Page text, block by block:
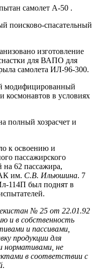
самолет А-50 .
поисково-спасательный
изготовление
для ВАПО для
самолета ИЛ-96-300.
модифицированный
космонавтов в условиях
полный хозрасчет и
к освоению и
пассажирского
на 62 пассажира,
им. С.В. Ильюшина. 7
114П был поднят в
№ 25 от 22.01.92
и в собственность
и пассивами,
продукции для
нормативами, не
в соответствии с
.